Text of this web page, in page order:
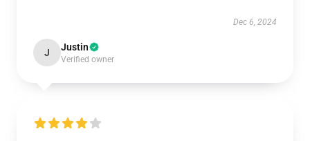
Dec 6, 2024
J Justin
Verified owner